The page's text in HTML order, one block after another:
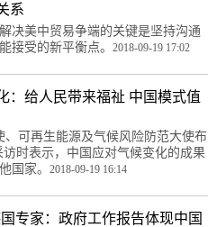
系
决美中贸易争端的关键是坚持沟通
接受的新平衡点。 2018-09-19 17:02
：给人民带来福祉 中国模式值
、可再生能源及气候风险防范大使布
时表示，中国应对气候变化的成果
国家。 2018-09-19 16:14
国专家：政府工作报告体现中国